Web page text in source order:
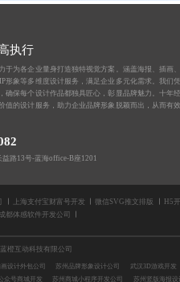
执行
于为各企业量身打造独特视觉方案。涵盖海报、插画
形象等多维度设计服务，满足企业多元化需求。我们
确保每个设计作品都独具匠心，彰显品牌魅力。十年
值的设计服务，助力企业品牌形象脱颖而出，从而有
路13号-蓝海office-B座1201
上海支付宝财富号开发 微信SVG推文排版
H5
成都体感软件开发公司
橙互动科技有限公司
设计外包公司 苏州品牌形象设计公司
武汉3D游戏开发
众号商城开发 苏州商城小程序开发公司 苏州竖版海报设